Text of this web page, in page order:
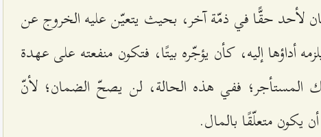
حقًّا في ذمّة آخر، بحيث يتعيّن عليه الخروج عن
أداؤها إليه، كأن يؤجّره بيتًا، فتكون منفعته على عهدة
المستأجر؛ ففي هذه الحالة، لن يصحّ الضمان؛ لأنّ
يكون متعلّقًا بالمال.